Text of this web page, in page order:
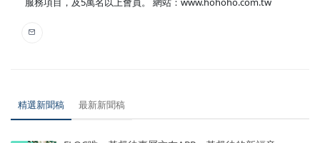
精選新聞稿 最新新聞稿